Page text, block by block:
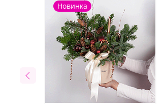
Новинка